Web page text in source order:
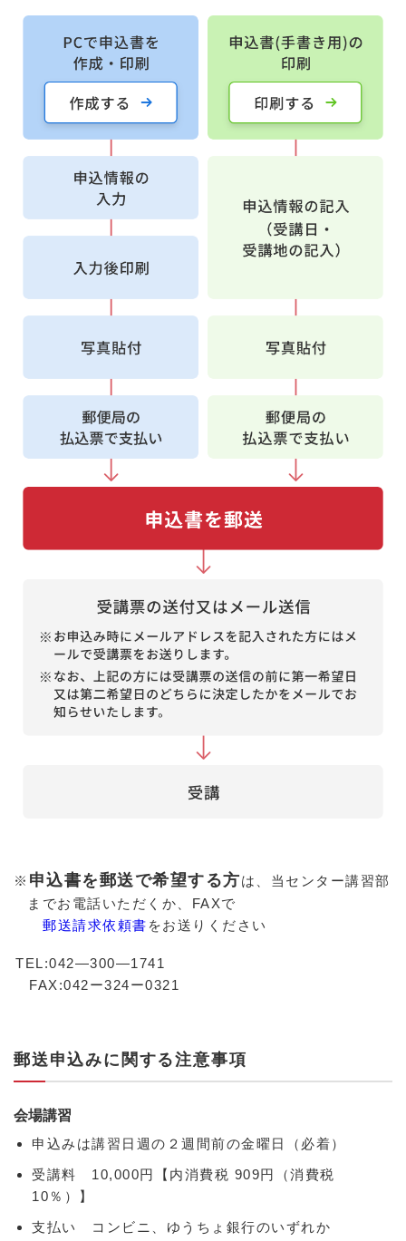
※ 申込書を郵送で希望する方は、当センター講習部
までお電話いただくか、FAXで
郵送請求依頼書 をお送りください
TEL:042―300―1741
FAX:042ー324ー0321
郵送申込みに関する注意事項
会場講習
申込みは講習日週の２週間前の金曜日（必着）
受講料 10,000円【内消費税 909円（消費税
10％）】
支払い コンビニ、ゆうちょ銀行のいずれか